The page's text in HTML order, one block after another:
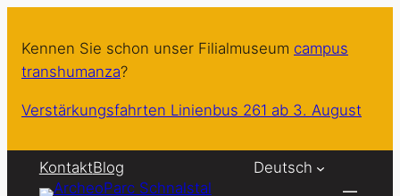
Inhalt
springen
Kennen Sie schon unser Filialmuseum campus
transhumanza?
Verstärkungsfahrten Linienbus 261 ab 3. August
KontaktBlog Deutsch